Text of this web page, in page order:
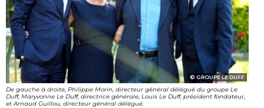
GROUPE LE DUFF
De gauche à droite, Philippe Morin, directeur général délégué du groupe Le
Duff, Maryvonne Le Duff, directrice générale, Louis Le Duff, président fondateur,
et Arnaud Guillou, directeur général délégué.